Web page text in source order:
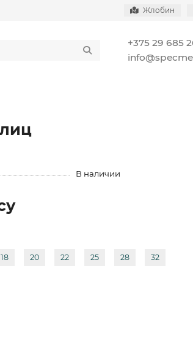
Жлобин
+375 29 685
В наличии
18 20 22 25 28 32